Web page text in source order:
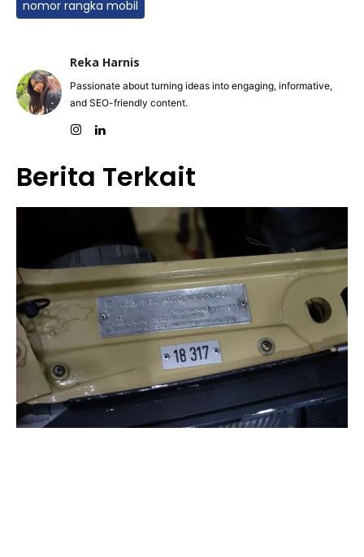
nomor rangka mobil
Reka Harnis
Passionate about turning ideas into engaging, informative,
and SEO-friendly content.
Berita Terkait